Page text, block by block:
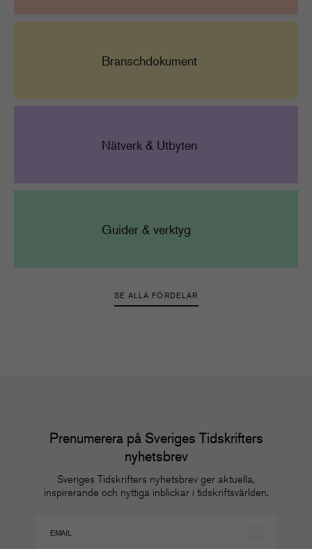
Branschdokument
Nätverk & Utbyten
Guider & verktyg
SE ALLA FÖRDELAR
Prenumerera på Sveriges Tidskrifters
nyhetsbrev
Sveriges Tidskrifters nyhetsbrev ger aktuella,
inspirerande och nyttiga inblickar i tidskriftsvärlden.